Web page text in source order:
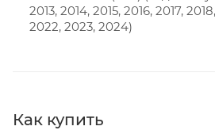
2013, 2014, 2015, 2016, 2017,
2022, 2023, 2024)
Как купить